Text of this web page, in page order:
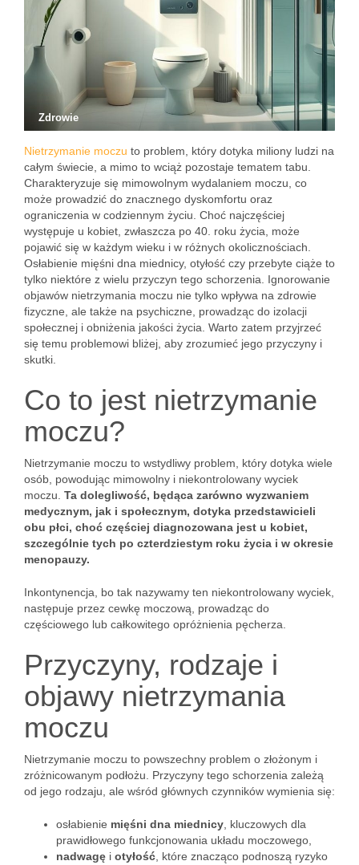
Zdrowie
Nietrzymanie moczu to problem, który dotyka miliony ludzi na
całym świecie, a mimo to wciąż pozostaje tematem tabu.
Charakteryzuje się mimowolnym wydalaniem moczu, co
może prowadzić do znacznego dyskomfortu oraz
ograniczenia w codziennym życiu. Choć najczęściej
występuje u kobiet, zwłaszcza po 40. roku życia, może
pojawić się w każdym wieku i w różnych okolicznościach.
Osłabienie mięśni dna miednicy, otyłość czy przebyte ciąże to
tylko niektóre z wielu przyczyn tego schorzenia. Ignorowanie
objawów nietrzymania moczu nie tylko wpływa na zdrowie
fizyczne, ale także na psychiczne, prowadząc do izolacji
społecznej i obniżenia jakości życia. Warto zatem przyjrzeć
się temu problemowi bliżej, aby zrozumieć jego przyczyny i
skutki.
Co to jest nietrzymanie
moczu?
Nietrzymanie moczu to wstydliwy problem, który dotyka wiele
osób, powodując mimowolny i niekontrolowany wyciek
moczu. Ta dolegliwość, będąca zarówno wyzwaniem
medycznym, jak i społecznym, dotyka przedstawicieli
obu płci, choć częściej diagnozowana jest u kobiet,
szczególnie tych po czterdziestym roku życia i w okresie
menopauzy.
Inkontynencja, bo tak nazywamy ten niekontrolowany wyciek,
następuje przez cewkę moczową, prowadząc do
częściowego lub całkowitego opróżnienia pęcherza.
Przyczyny, rodzaje i
objawy nietrzymania
moczu
Nietrzymanie moczu to powszechny problem o złożonym i
zróżnicowanym podłożu. Przyczyny tego schorzenia zależą
od jego rodzaju, ale wśród głównych czynników wymienia się:
osłabienie mięśni dna miednicy , kluczowych dla
prawidłowego funkcjonowania układu moczowego,
nadwagę i otyłość , które znacząco podnoszą ryzyko